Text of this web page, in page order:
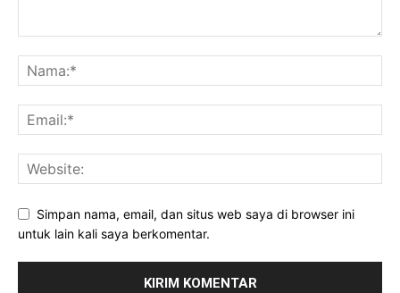
Simpan nama, email, dan situs web saya di browser ini
untuk lain kali saya berkomentar.